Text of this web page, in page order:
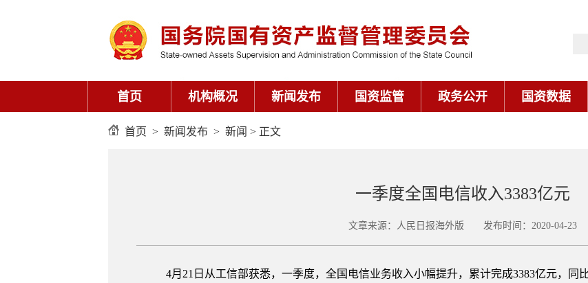
首页 机构概况 新闻发布 国资监管 政务公开 国资数据
首页 > 新闻发布 > 新闻 > 正文
一季度全国电信收入3383亿元
文章来源：人民日报海外版 发布时间：2020-04-23
4月21日从工信部获悉，一季度，全国电信业务收入小幅提升，累计完成3383亿元，同